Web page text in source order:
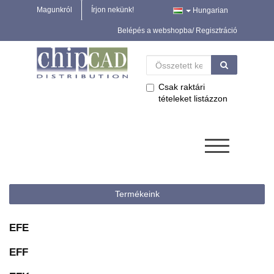
Magunkról Írjon nekünk! Hungarian
Belépés a webshopba/ Regisztráció
Csak raktári
tételeket listázzon
Termékeink
EFE
EFF